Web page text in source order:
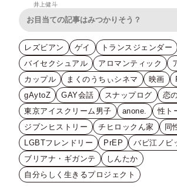
井上健斗
レズビアン ゲイ
トランスジェンダー
バイセクシュアル
アロマンティック
カップル
まくのうちぃシネマ 映画
gAytoZ
GAY会話 スナップログ
恋
東京アイスクリーム男子
anone.
性ト
ジブンヒストリー
チヒロックん家 同
LGBTフレンドリー
PrEP
バビ江ノビ
ブリアナ・ギガンテ
しんたか
自分らしく生きるプロジェクト